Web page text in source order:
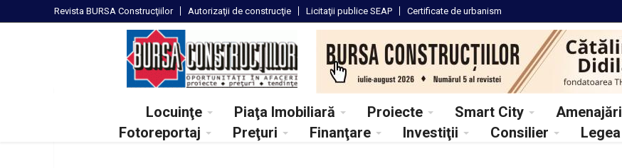
Revista BURSA Construcţiilor Autorizaţii de construcţie Licitaţii publice SEAP Certificate de urbanism
Locuinţe Piaţa Imobiliară Proiecte Smart City Amenajări
Fotoreportaj
Preţuri Finanţare Investiţii Consilier Legea